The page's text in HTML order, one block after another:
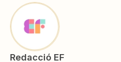
Redacció EF